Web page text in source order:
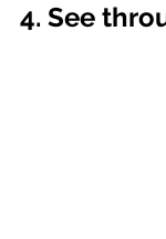
4. See